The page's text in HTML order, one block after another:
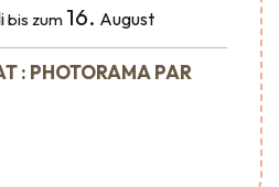
bis zum 16. August
: PHOTORAMA PAR